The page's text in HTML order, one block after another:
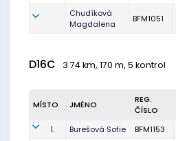
Chudíková
Magdalena
BFM1051
D16C 3.74 km, 170 m, 5 kontrol
MÍSTO JMÉNO
REG.
ČÍSLO
1. Burešová Sofie BFM1153